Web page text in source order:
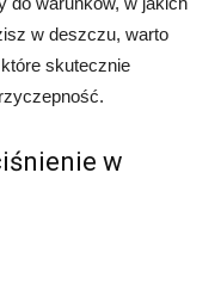
w deszczu, warto
skutecznie
w